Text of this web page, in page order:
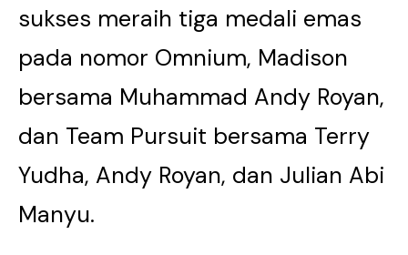
sukses meraih tiga medali emas
pada nomor Omnium, Madison
bersama Muhammad Andy Royan,
dan Team Pursuit bersama Terry
Yudha, Andy Royan, dan Julian Abi
Manyu.